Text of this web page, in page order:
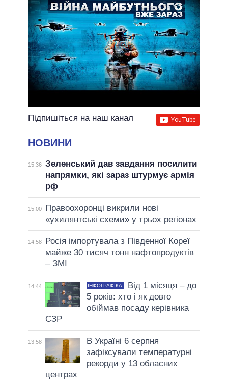
Підпишіться на наш канал
НОВИНИ
15:36 Зеленський дав завдання посилити
напрямки, які зараз штурмує армія
рф
15:00
Правоохоронці викрили нові
«ухилянтські схеми» у трьох регіонах
14:58
Росія імпортувала з Південної Кореї
майже 30 тисяч тонн нафтопродуктів
– ЗМІ
14:44 ІНФОГРАФІКА
Від 1 місяця – до
5 років: хто і як довго
обіймав посаду керівника
СЗР
13:58
В Україні 6 серпня
зафіксували температурні
рекорди у 13 обласних
центрах